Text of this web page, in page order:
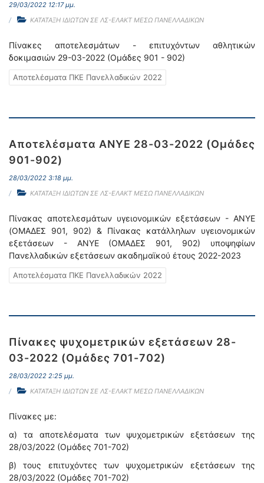
29/03/2022 12:17 μμ.
ΚΑΤΑΤΑΞΗ ΙΔΙΩΤΩΝ ΣΕ ΛΣ-ΕΛΑΚΤ ΜΕΣΩ ΠΑΝΕΛΛΑΔΙΚΩΝ
Πίνακες αποτελεσμάτων - επιτυχόντων αθλητικών
δοκιμασιών 29-03-2022 (Ομάδες 901 - 902)
Αποτελέσματα ΠΚΕ Πανελλαδικών 2022
Αποτελέσματα ΑΝΥΕ 28-03-2022 (Ομάδες
901-902)
28/03/2022 3:18 μμ.
ΚΑΤΑΤΑΞΗ ΙΔΙΩΤΩΝ ΣΕ ΛΣ-ΕΛΑΚΤ ΜΕΣΩ ΠΑΝΕΛΛΑΔΙΚΩΝ
Πίνακας αποτελεσμάτων υγειονομικών εξετάσεων - ΑΝΥΕ
(ΟΜΑΔΕΣ 901, 902) & Πίνακας κατάλληλων υγειονομικών
εξετάσεων - ΑΝΥΕ (ΟΜΑΔΕΣ 901, 902) υποψηφίων
Πανελλαδικών εξετάσεων ακαδημαϊκού έτους 2022-2023
Αποτελέσματα ΠΚΕ Πανελλαδικών 2022
Πίνακες ψυχομετρικών εξετάσεων 28-
03-2022 (Ομάδες 701-702)
28/03/2022 2:25 μμ.
ΚΑΤΑΤΑΞΗ ΙΔΙΩΤΩΝ ΣΕ ΛΣ-ΕΛΑΚΤ ΜΕΣΩ ΠΑΝΕΛΛΑΔΙΚΩΝ
Πίνακες με:
α) τα αποτελέσματα των ψυχομετρικών εξετάσεων της
28/03/2022 (Ομάδες 701-702)
β) τους επιτυχόντες των ψυχομετρικών εξετάσεων της
28/03/2022 (Ομάδες 701-702)